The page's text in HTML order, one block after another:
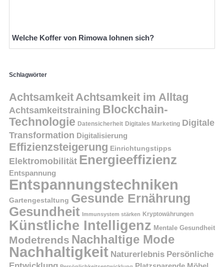
Welche Koffer von Rimowa lohnen sich?
Schlagwörter
Achtsamkeit Achtsamkeit im Alltag
Achtsamkeitstraining Blockchain-
Technologie Datensicherheit Digitales Marketing Digitale
Transformation Digitalisierung
Effizienzsteigerung Einrichtungstipps
Elektromobilität Energieeffizienz
Entspannung
Entspannungstechniken
Gartengestaltung Gesunde Ernährung
Gesundheit Immunsystem stärken Kryptowährungen
Künstliche Intelligenz Mentale Gesundheit
Modetrends Nachhaltige Mode
Nachhaltigkeit Naturerlebnis Persönliche